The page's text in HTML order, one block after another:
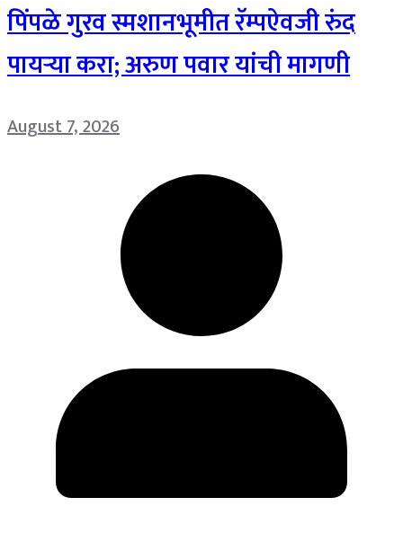
पिंपळे गुरव स्मशानभूमीत रॅम्पऐवजी रुंद
पायऱ्या करा; अरुण पवार यांची मागणी
August 7, 2026